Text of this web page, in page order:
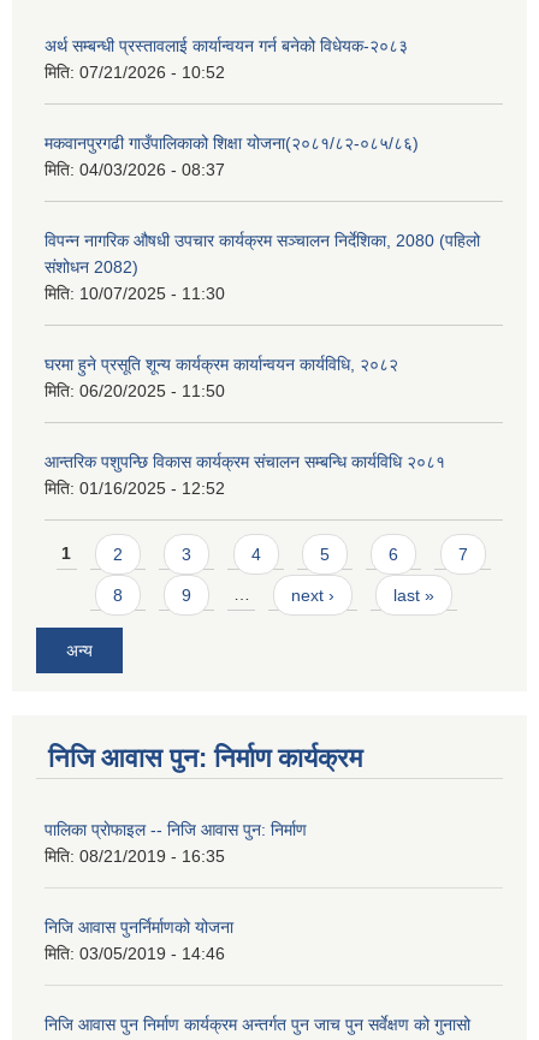
अर्थ सम्बन्धी प्रस्तावलाई कार्यान्वयन गर्न बनेको विधेयक-२०८३
मिति: 07/21/2026 - 10:52
मकवानपुरगढी गाउँपालिकाको शिक्षा योजना(२०८१/८२-०८५/८६)
मिति: 04/03/2026 - 08:37
विपन्न नागरिक औषधी उपचार कार्यक्रम सञ्चालन निर्देशिका, 2080 (पहिलो
संशोधन 2082)
मिति: 10/07/2025 - 11:30
घरमा हुने प्रसूति शून्य कार्यक्रम कार्यान्वयन कार्यविधि, २०८२
मिति: 06/20/2025 - 11:50
आन्तरिक पशुपन्छि विकास कार्यक्रम संचालन सम्बन्धि कार्यविधि २०८१
मिति: 01/16/2025 - 12:52
Pages
1 2 3 4 5 6 7
8 9 … next › last »
अन्य
निजि आवास पुन: निर्माण कार्यक्रम
पालिका प्राेफाइल -- निजि आवास पुन: निर्माण
मिति: 08/21/2019 - 16:35
निजि आवास पुनर्निर्माणको योजना
मिति: 03/05/2019 - 14:46
निजि आवास पुन निर्माण कार्यक्रम अन्तर्गत पुन जाच पुन सर्वेक्षण को गुनासो